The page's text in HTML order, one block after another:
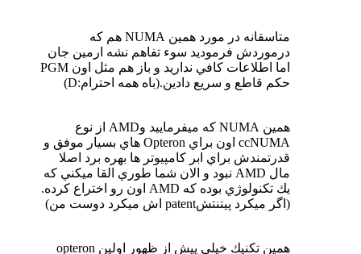
متاسقانه در مورد همين NUMA هم كه
درموردش فرموديد سوء تفاهم نشه ارمين جان
اما اطلاعات كافي نداريد و باز هم مثل اون PGM
حكم قاطع و سريع دادين.(باه همه احترام:D)
همين NUMA كه ميفرماييد وAMD از نوع
ccNUMA اون براي Opteron هاي بسيار موفق و
قدرتمندش براي ابر كامپيوتر ها بهره برد اصلا
مال AMD نبود و الان شما طوري القا ميكني كه
يك تكنولوژي بوده كه AMD اون رو اختراع كرده.
(اگر ميكرد پيتنتشpatent اش ميكرد دوست من)
همين تكنيك خيلي پيش از ظهور اولين opteron